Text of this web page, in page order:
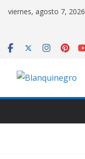
viernes, agosto 7, 2026